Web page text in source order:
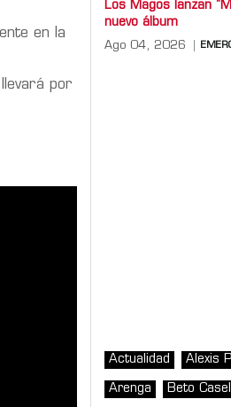
en la
por
Los Magos lanzan
nuevo álbum
Ago 04, 2026
Actualidad Alexis
Arenga Beto